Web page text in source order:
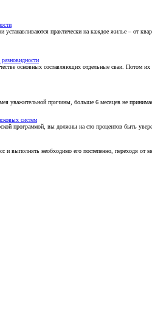
практически на каждое жилье – от
основных составляющих отдельные сваи. Потом
уважительной причины, больше 6 месяцев не
систем
программой, вы должны на сто процентов быть
и выполнять необходимо его постепенно, переходя от